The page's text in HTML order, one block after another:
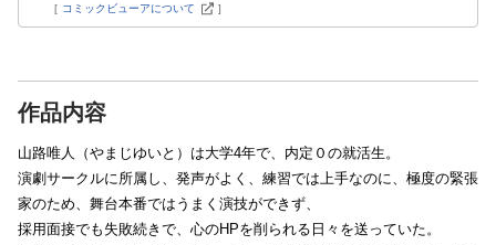
[ コミックビューアについて ]
作品内容
山路唯人（やまじゆいと）は大学4年で、内定０の就活生。
演劇サークルに所属し、発声がよく、練習では上手なのに、極度の緊張
家のため、舞台本番ではうまく演技ができず、
採用面接でも失敗続きで、心のHPを削られる日々を送っていた。